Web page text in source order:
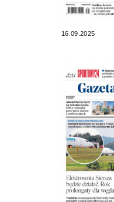
16.09.2025